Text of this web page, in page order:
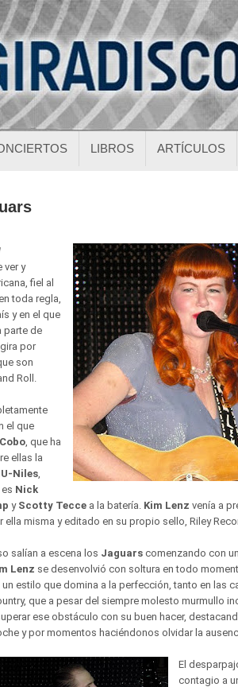
LIBROS ARTÍCULOS
ver y
fiel al
toda regla,
y en el que
parte de
por
son
Roll.
el que
, que ha
ellas la
Niles,
Nick
y Scotty Tecce a la batería. Kim Lenz venía a
ella misma y editado en su propio sello, Riley
salían a escena los Jaguars comenzando con
Lenz se desenvolvió con soltura en todo
estilo que domina a la perfección, tanto en las
que a pesar del siempre molesto murmullo
ese obstáculo con su buen hacer,
y por momentos haciéndonos olvidar la
El
contagio a